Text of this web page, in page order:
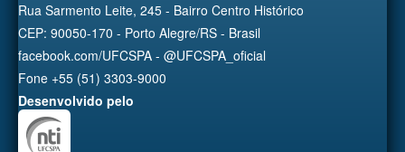
Rua Sarmento Leite, 245 - Bairro Centro Histórico
CEP: 90050-170 - Porto Alegre/RS - Brasil
facebook.com/UFCSPA - @UFCSPA_oficial
Fone +55 (51) 3303-9000
Desenvolvido pelo